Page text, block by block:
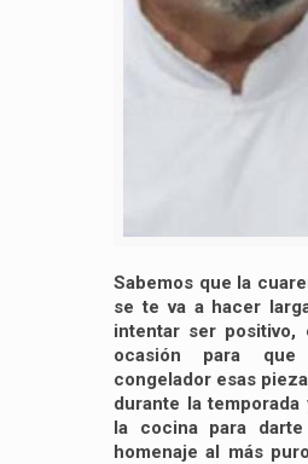
Sabemos que la
se te va a hacer
intentar ser positivo,
ocasión para que
congelador esas
durante la
la cocina para
homenaje al más